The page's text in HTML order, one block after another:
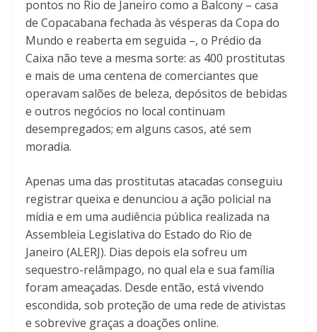
pontos no Rio de Janeiro como a Balcony – casa
de Copacabana fechada às vésperas da Copa do
Mundo e reaberta em seguida –, o Prédio da
Caixa não teve a mesma sorte: as 400 prostitutas
e mais de uma centena de comerciantes que
operavam salões de beleza, depósitos de bebidas
e outros negócios no local continuam
desempregados; em alguns casos, até sem
moradia.
Apenas uma das prostitutas atacadas conseguiu
registrar queixa e denunciou a ação policial na
mídia e em uma audiência pública realizada na
Assembleia Legislativa do Estado do Rio de
Janeiro (ALERJ). Dias depois ela sofreu um
sequestro-relâmpago, no qual ela e sua família
foram ameaçadas. Desde então, está vivendo
escondida, sob proteção de uma rede de ativistas
e sobrevive graças a doações online.